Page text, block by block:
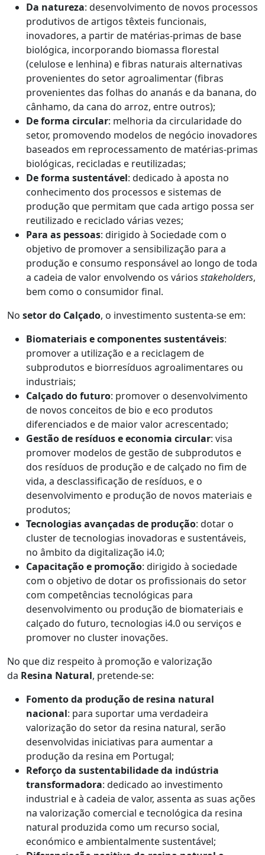
Da natureza: desenvolvimento de novos processos
produtivos de artigos têxteis funcionais,
inovadores, a partir de matérias-primas de base
biológica, incorporando biomassa florestal
(celulose e lenhina) e fibras naturais alternativas
provenientes do setor agroalimentar (fibras
provenientes das folhas do ananás e da banana, do
cânhamo, da cana do arroz, entre outros);
De forma circular: melhoria da circularidade do
setor, promovendo modelos de negócio inovadores
baseados em reprocessamento de matérias-primas
biológicas, recicladas e reutilizadas;
De forma sustentável: dedicado à aposta no
conhecimento dos processos e sistemas de
produção que permitam que cada artigo possa ser
reutilizado e reciclado várias vezes;
Para as pessoas: dirigido à Sociedade com o
objetivo de promover a sensibilização para a
produção e consumo responsável ao longo de toda
a cadeia de valor envolvendo os vários stakeholders,
bem como o consumidor final.
No setor do Calçado, o investimento sustenta-se em:
Biomateriais e componentes sustentáveis:
promover a utilização e a reciclagem de
subprodutos e biorresíduos agroalimentares ou
industriais;
Calçado do futuro: promover o desenvolvimento
de novos conceitos de bio e eco produtos
diferenciados e de maior valor acrescentado;
Gestão de resíduos e economia circular: visa
promover modelos de gestão de subprodutos e
dos resíduos de produção e de calçado no fim de
vida, a desclassificação de resíduos, e o
desenvolvimento e produção de novos materiais e
produtos;
Tecnologias avançadas de produção: dotar o
cluster de tecnologias inovadoras e sustentáveis,
no âmbito da digitalização i4.0;
Capacitação e promoção: dirigido à sociedade
com o objetivo de dotar os profissionais do setor
com competências tecnológicas para
desenvolvimento ou produção de biomateriais e
calçado do futuro, tecnologias i4.0 ou serviços e
promover no cluster inovações.
No que diz respeito à promoção e valorização
da Resina Natural, pretende-se:
Fomento da produção de resina natural
nacional: para suportar uma verdadeira
valorização do setor da resina natural, serão
desenvolvidas iniciativas para aumentar a
produção da resina em Portugal;
Reforço da sustentabilidade da indústria
transformadora: dedicado ao investimento
industrial e à cadeia de valor, assenta as suas ações
na valorização comercial e tecnológica da resina
natural produzida como um recurso social,
económico e ambientalmente sustentável;